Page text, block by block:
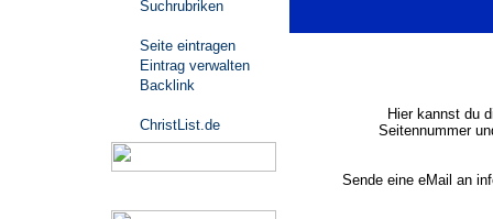
Suchrubriken
Seite eintragen
Eintrag verwalten
Backlink
ChristList.de
Hier kannst du
Seitennummer
Sende eine eMail an